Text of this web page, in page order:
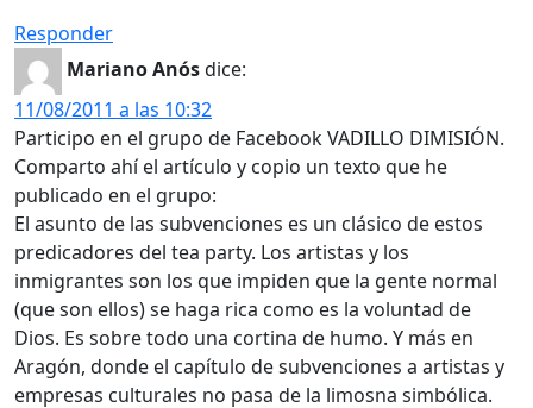
Responder
Mariano Anósdice:
11/08/2011 a las 10:32
Participo en el grupo de Facebook VADILLO DIMISIÓN.
Comparto ahí el artículo y copio un texto que he
publicado en el grupo:
El asunto de las subvenciones es un clásico de estos
predicadores del tea party. Los artistas y los
inmigrantes son los que impiden que la gente normal
(que son ellos) se haga rica como es la voluntad de
Dios. Es sobre todo una cortina de humo. Y más en
Aragón, donde el capítulo de subvenciones a artistas y
empresas culturales no pasa de la limosna simbólica.